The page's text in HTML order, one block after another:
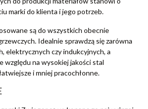
marki do klienta i jego potrzeb.
są do wszystkich obecnie
Idealnie sprawdzą się zarówna
elektrycznych czy indukcyjnych, a
względu na wysokiej jakości stal
i mniej pracochłonne.